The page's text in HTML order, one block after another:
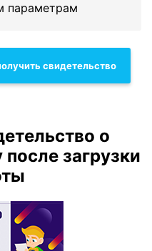
параметрам
свидетельство
о
загрузки